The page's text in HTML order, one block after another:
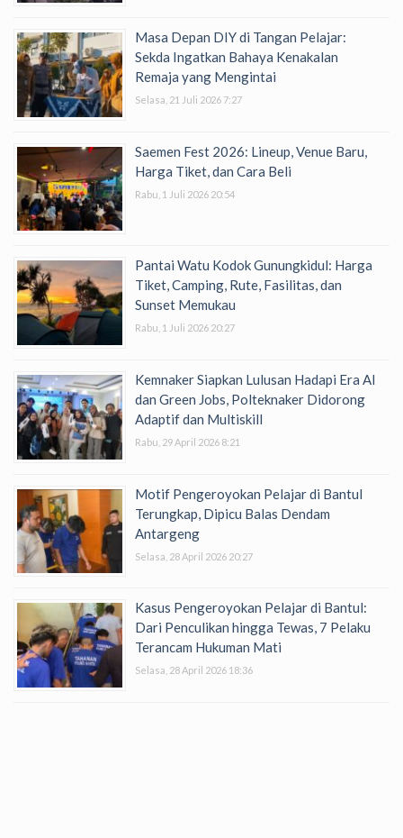
Masa Depan DIY di Tangan Pelajar:
Sekda Ingatkan Bahaya Kenakalan
Remaja yang Mengintai
Selasa, 21 Juli 2026 7:27
Saemen Fest 2026: Lineup, Venue Baru,
Harga Tiket, dan Cara Beli
Rabu, 1 Juli 2026 20:54
Pantai Watu Kodok Gunungkidul: Harga
Tiket, Camping, Rute, Fasilitas, dan
Sunset Memukau
Rabu, 1 Juli 2026 20:27
Kemnaker Siapkan Lulusan Hadapi Era AI
dan Green Jobs, Polteknaker Didorong
Adaptif dan Multiskill
Rabu, 29 April 2026 8:21
Motif Pengeroyokan Pelajar di Bantul
Terungkap, Dipicu Balas Dendam
Antargeng
Selasa, 28 April 2026 20:27
Kasus Pengeroyokan Pelajar di Bantul:
Dari Penculikan hingga Tewas, 7 Pelaku
Terancam Hukuman Mati
Selasa, 28 April 2026 18:36